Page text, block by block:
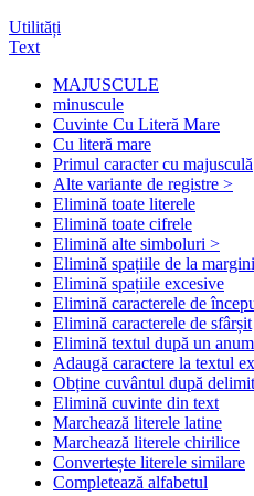
Utilități
Text
MAJUSCULE
minuscule
Cuvinte Cu Literă Mare
Cu literă mare
Primul caracter cu majusculă
Alte variante de registre >
Elimină toate literele
Elimină toate cifrele
Elimină alte simboluri >
Elimină spațiile de la margini
Elimină spațiile excesive
Elimină caracterele de
Elimină caracterele de sfârșit
Elimină textul după un
Adaugă caractere la textul
Obține cuvântul după
Elimină cuvinte din text
Marchează literele latine
Marchează literele chirilice
Convertește literele similare
Completează alfabetul